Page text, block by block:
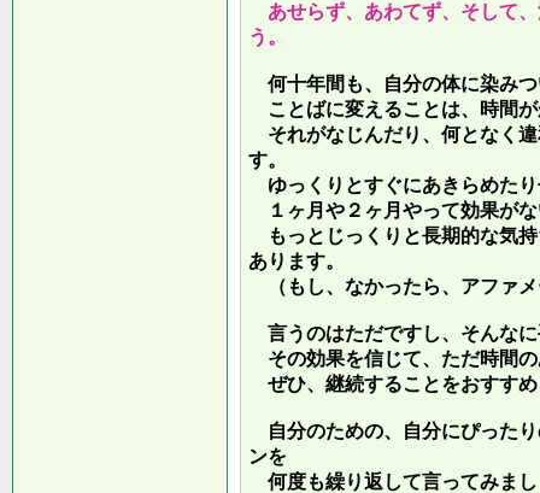
あせらず、あわてず、そして
う。
何十年間も、自分の体に染み
ことばに変えることは、時間
それがなじんだり、何となく
す。
ゆっくりとすぐにあきらめた
１ヶ月や２ヶ月やって効果が
もっとじっくりと長期的な気
あります。
（もし、なかったら、アファ
言うのはただですし、そんな
その効果を信じて、ただ時間
ぜひ、継続することをおすす
自分のための、自分にぴった
ンを
何度も繰り返して言ってみま